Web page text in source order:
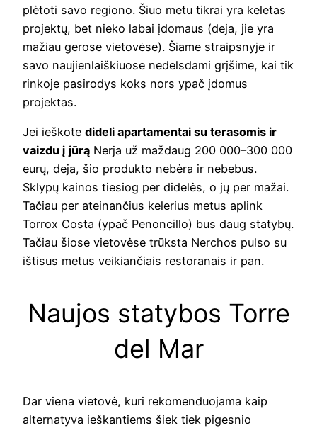
plėtoti savo regiono. Šiuo metu tikrai yra keletas
projektų, bet nieko labai įdomaus (deja, jie yra
mažiau gerose vietovėse). Šiame straipsnyje ir
savo naujienlaiškiuose nedelsdami grįšime, kai tik
rinkoje pasirodys koks nors ypač įdomus
projektas.
Jei ieškote dideli apartamentai su terasomis ir
vaizdu į jūrą Nerja už maždaug 200 000–300 000
eurų, deja, šio produkto nebėra ir nebebus.
Sklypų kainos tiesiog per didelės, o jų per mažai.
Tačiau per ateinančius kelerius metus aplink
Torrox Costa (ypač Penoncillo) bus daug statybų.
Tačiau šiose vietovėse trūksta Nerchos pulso su
ištisus metus veikiančiais restoranais ir pan.
Naujos statybos Torre
del Mar
Dar viena vietovė, kuri rekomenduojama kaip
alternatyva ieškantiems šiek tiek pigesnio